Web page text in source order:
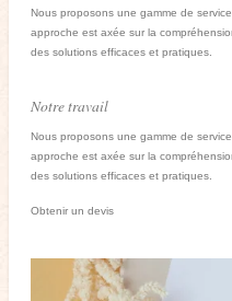
Nous proposons une gamme de
approche est axée sur la
des solutions efficaces et pratiques.
Notre travail
Nous proposons une gamme de
approche est axée sur la
des solutions efficaces et pratiques.
Obtenir un devis